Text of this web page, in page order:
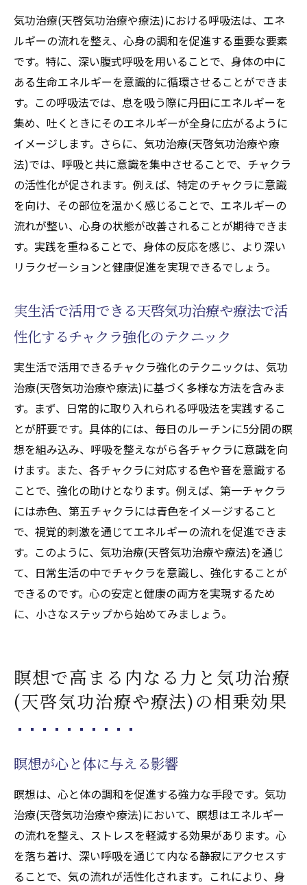
気功治療(天啓気功治療や療法)における呼吸法は、エネ
ルギーの流れを整え、心身の調和を促進する重要な要素
です。特に、深い腹式呼吸を用いることで、身体の中に
ある生命エネルギーを意識的に循環させることができま
す。この呼吸法では、息を吸う際に丹田にエネルギーを
集め、吐くときにそのエネルギーが全身に広がるように
イメージします。さらに、気功治療(天啓気功治療や療
法)では、呼吸と共に意識を集中させることで、チャクラ
の活性化が促されます。例えば、特定のチャクラに意識
を向け、その部位を温かく感じることで、エネルギーの
流れが整い、心身の状態が改善されることが期待できま
す。実践を重ねることで、身体の反応を感じ、より深い
リラクゼーションと健康促進を実現できるでしょう。
実生活で活用できる天啓気功治療や療法で活
性化するチャクラ強化のテクニック
実生活で活用できるチャクラ強化のテクニックは、気功
治療(天啓気功治療や療法)に基づく多様な方法を含みま
す。まず、日常的に取り入れられる呼吸法を実践するこ
とが肝要です。具体的には、毎日のルーチンに5分間の瞑
想を組み込み、呼吸を整えながら各チャクラに意識を向
けます。また、各チャクラに対応する色や音を意識する
ことで、強化の助けとなります。例えば、第一チャクラ
には赤色、第五チャクラには青色をイメージすること
で、視覚的刺激を通じてエネルギーの流れを促進できま
す。このように、気功治療(天啓気功治療や療法)を通じ
て、日常生活の中でチャクラを意識し、強化することが
できるのです。心の安定と健康の両方を実現するため
に、小さなステップから始めてみましょう。
瞑想で高まる内なる力と気功治療
(天啓気功治療や療法)の相乗効果
瞑想が心と体に与える影響
瞑想は、心と体の調和を促進する強力な手段です。気功
治療(天啓気功治療や療法)において、瞑想はエネルギー
の流れを整え、ストレスを軽減する効果があります。心
を落ち着け、深い呼吸を通じて内なる静寂にアクセスす
ることで、気の流れが活性化されます。これにより、身